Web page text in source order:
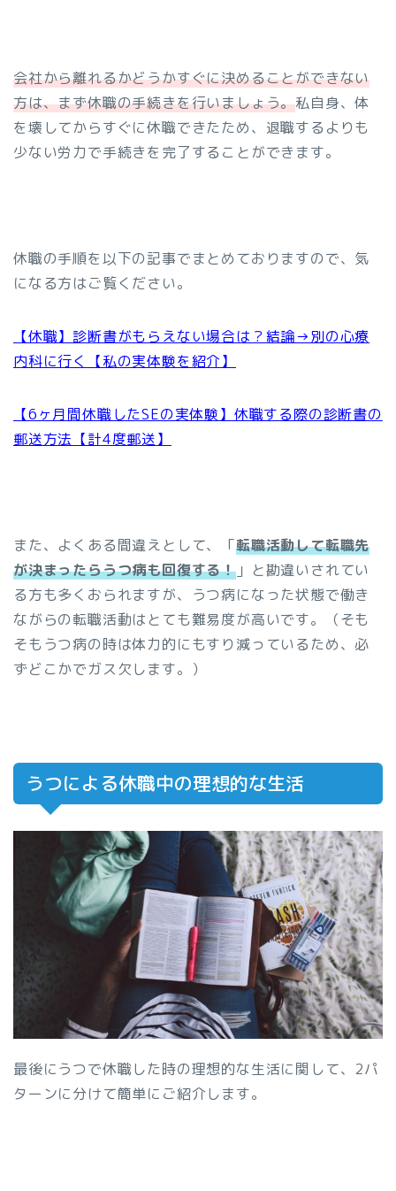
会社から離れるかどうかすぐに決めることができない
方は、まず休職の手続きを行いましょう。私自身、体
を壊してからすぐに休職できたため、退職するよりも
少ない労力で手続きを完了することができます。
休職の手順を以下の記事でまとめておりますので、気
になる方はご覧ください。
【休職】診断書がもらえない場合は？結論→別の心療
内科に行く【私の実体験を紹介】
【6ヶ月間休職したSEの実体験】休職する際の診断書の
郵送方法【計4度郵送】
また、よくある間違えとして、「転職活動して転職先
が決まったらうつ病も回復する！ 」と勘違いされてい
る方も多くおられますが、うつ病になった状態で働き
ながらの転職活動はとても難易度が高いです。（そも
そもうつ病の時は体力的にもすり減っているため、必
ずどこかでガス欠します。）
うつによる休職中の理想的な生活
最後にうつで休職した時の理想的な生活に関して、2パ
ターンに分けて簡単にご紹介します。